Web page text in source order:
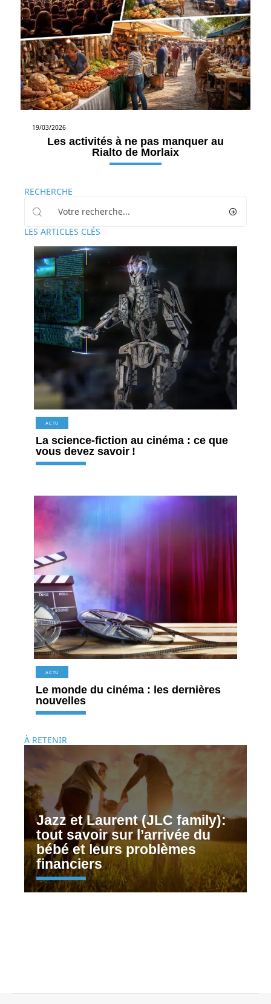
19/03/2026
Les activités à ne pas manquer au
Rialto de Morlaix
RECHERCHE
LES ARTICLES CLÉS
ACTU
La science-fiction au cinéma : ce que
vous devez savoir !
ACTU
Le monde du cinéma : les dernières
nouvelles
À RETENIR
Jazz et Laurent (JLC family):
tout savoir sur l’arrivée du
bébé et leurs problèmes
financiers